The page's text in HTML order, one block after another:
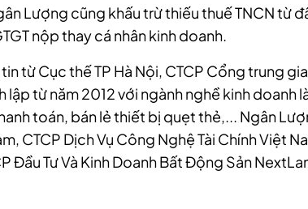
Lượng cũng khấu trừ thiếu thuế TNCN từ
nộp thay cá nhân kinh doanh.
từ Cục thế TP Hà Nội, CTCP Cổng trung
lập từ năm 2012 với ngành nghề kinh doanh
toán, bán lẻ thiết bị quẹt thẻ,... Ngân
CTCP Dịch Vụ Công Nghệ Tài Chính Việt
Đầu Tư Và Kinh Doanh Bất Động Sản